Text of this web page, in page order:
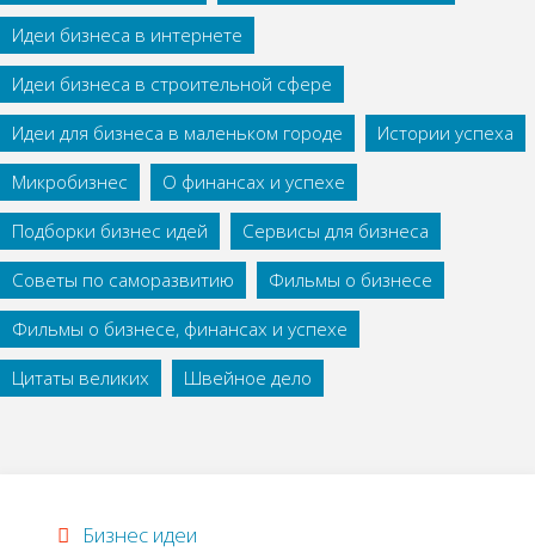
Идеи бизнеса в интернете
Идеи бизнеса в строительной сфере
Идеи для бизнеса в маленьком городе
Истории успеха
Микробизнес
О финансах и успехе
Подборки бизнес идей
Сервисы для бизнеса
Советы по саморазвитию
Фильмы о бизнесе
Фильмы о бизнесе, финансах и успехе
Цитаты великих
Швейное дело
Бизнес идеи